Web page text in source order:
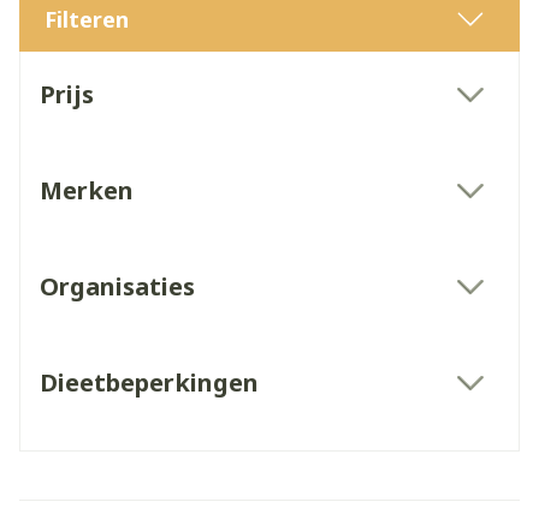
Filteren
Prijs
Merken
Organisaties
Dieetbeperkingen